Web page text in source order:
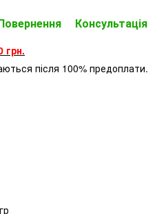
Консультація
грн.
після 100% предоплати.